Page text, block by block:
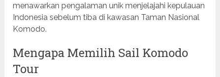
menawarkan pengalaman unik menjelajahi kepulauan
Indonesia sebelum tiba di kawasan Taman Nasional
Komodo.
Mengapa Memilih Sail Komodo
Tour